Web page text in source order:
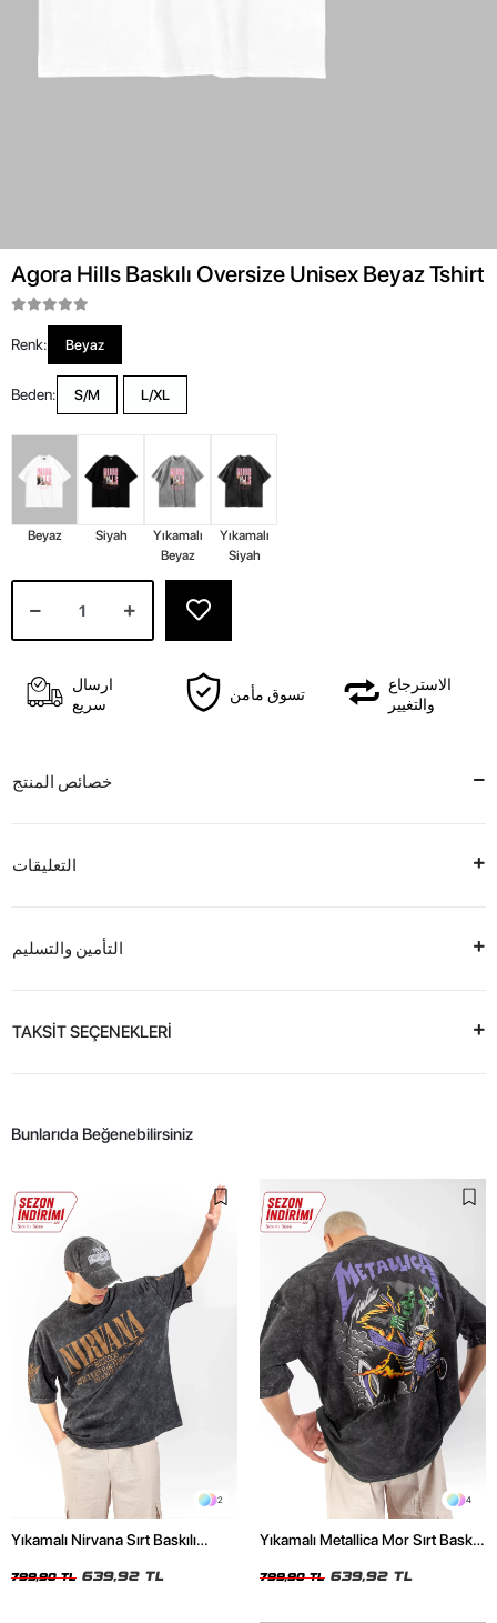
Agora Hills Baskılı Oversize Unisex Beyaz Tshirt
Renk: Beyaz
Beden: S/M L/XL
Beyaz Siyah
Yıkamalı
Beyaz
Yıkamalı
Siyah
ارسال
سريع
تسوق مأمن
الاسترجاع
والتغيير
خصائص المنتج
التعليقات
التأمين والتسليم
TAKSİT SEÇENEKLERİ
Bunlarıda Beğenebilirsiniz
2
Yıkamalı Nirvana Sırt Baskılı
799,90 TL 639,92 TL
4
Yıkamalı Metallica Mor Sırt Baskılı
799,90 TL 639,92 TL